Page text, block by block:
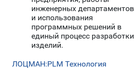
инженерных департаментов
и использования
программных решений в
единый процесс разработки
изделий.
ЛОЦМАН:PLM Технология